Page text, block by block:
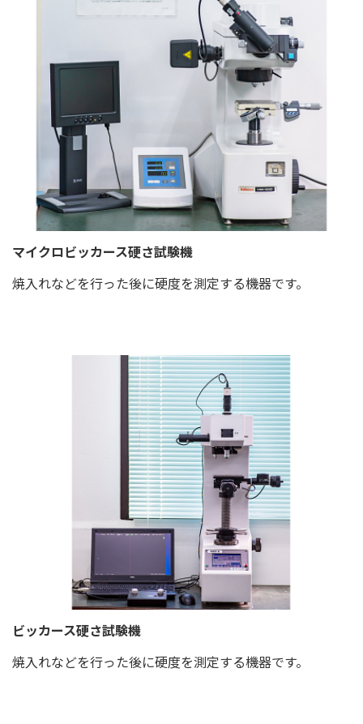
マイクロビッカース硬さ試験機
焼入れなどを行った後に硬度を測定する機器です。
ビッカース硬さ試験機
焼入れなどを行った後に硬度を測定する機器です。